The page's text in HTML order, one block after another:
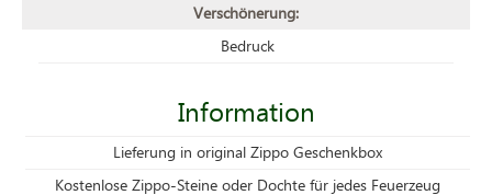
Verschönerung:
Bedruck
Information
Lieferung in original Zippo Geschenkbox
Kostenlose Zippo-Steine oder Dochte für jedes Feuerzeug